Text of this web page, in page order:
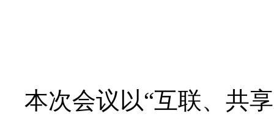
本次会议以“互联、共